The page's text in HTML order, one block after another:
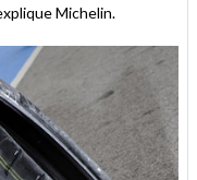
Michelin.